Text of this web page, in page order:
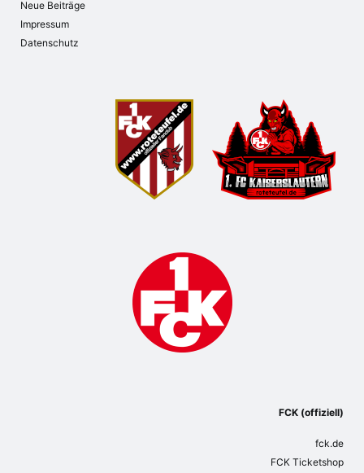
Neue Beiträge
Impressum
Datenschutz
FCK (offiziell)
fck.de
FCK Ticketshop